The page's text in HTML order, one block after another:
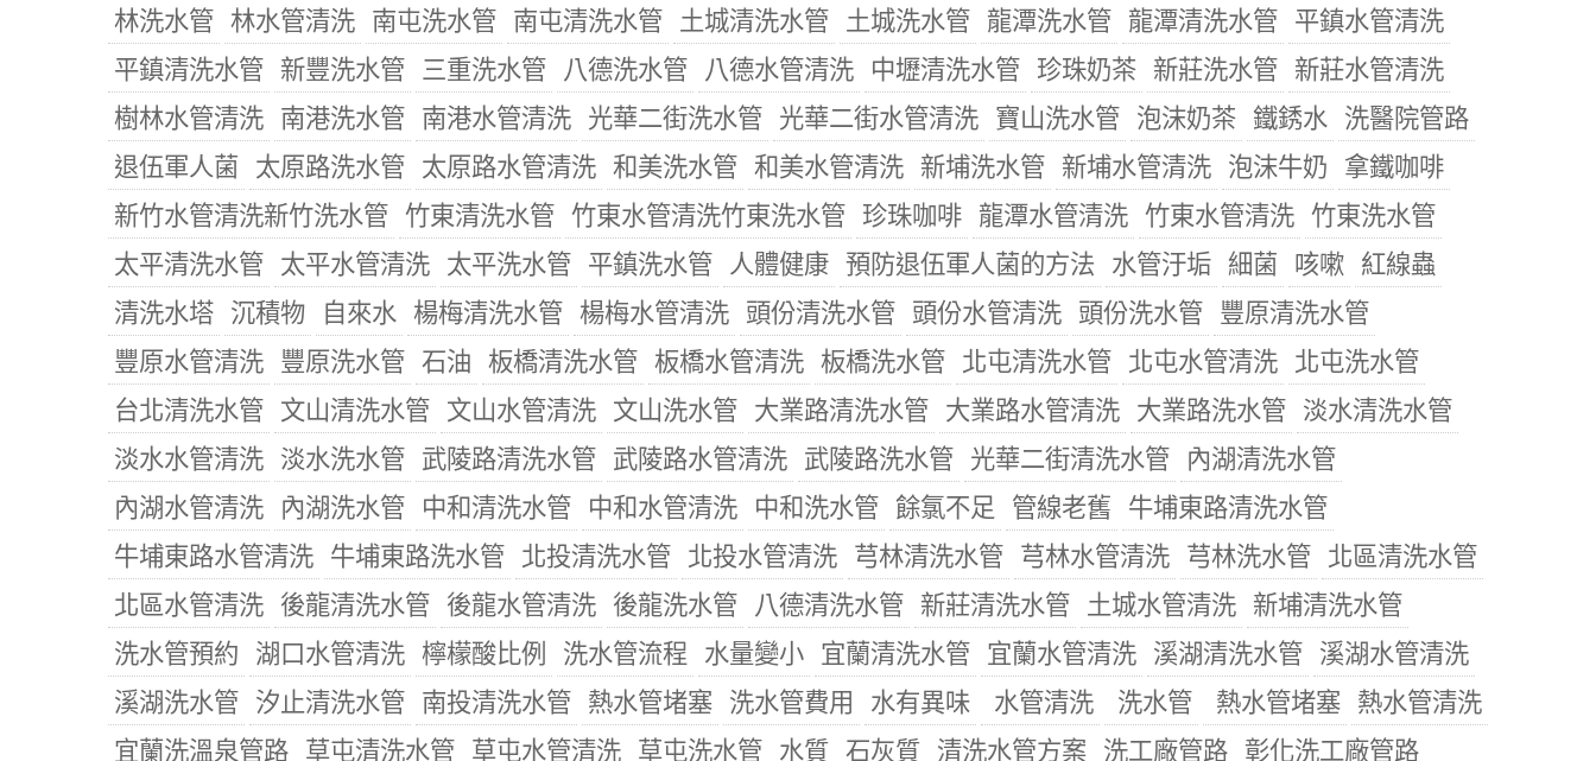
林洗水管 林水管清洗 南屯洗水管 南屯清洗水管 土城清洗水管 土城洗水管 龍潭洗水管 龍潭清洗水管 平鎮水管清洗
平鎮清洗水管 新豐洗水管 三重洗水管 八德洗水管 八德水管清洗 中壢清洗水管 珍珠奶茶 新莊洗水管 新莊水管清洗
樹林水管清洗 南港洗水管 南港水管清洗 光華二街洗水管 光華二街水管清洗 寶山洗水管 泡沫奶茶 鐵銹水 洗醫院管路
退伍軍人菌 太原路洗水管 太原路水管清洗 和美洗水管 和美水管清洗 新埔洗水管 新埔水管清洗 泡沫牛奶 拿鐵咖啡
新竹水管清洗新竹洗水管 竹東清洗水管 竹東水管清洗竹東洗水管 珍珠咖啡 龍潭水管清洗 竹東水管清洗 竹東洗水管
太平清洗水管 太平水管清洗 太平洗水管 平鎮洗水管 人體健康 預防退伍軍人菌的方法 水管汙垢 細菌 咳嗽 紅線蟲
清洗水塔 沉積物 自來水 楊梅清洗水管 楊梅水管清洗 頭份清洗水管 頭份水管清洗 頭份洗水管 豐原清洗水管
豐原水管清洗 豐原洗水管 石油 板橋清洗水管 板橋水管清洗 板橋洗水管 北屯清洗水管 北屯水管清洗 北屯洗水管
台北清洗水管 文山清洗水管 文山水管清洗 文山洗水管 大業路清洗水管 大業路水管清洗 大業路洗水管 淡水清洗水管
淡水水管清洗 淡水洗水管 武陵路清洗水管 武陵路水管清洗 武陵路洗水管 光華二街清洗水管 內湖清洗水管
內湖水管清洗 內湖洗水管 中和清洗水管 中和水管清洗 中和洗水管 餘氯不足 管線老舊 牛埔東路清洗水管
牛埔東路水管清洗 牛埔東路洗水管 北投清洗水管 北投水管清洗 芎林清洗水管 芎林水管清洗 芎林洗水管 北區清洗水管
北區水管清洗 後龍清洗水管 後龍水管清洗 後龍洗水管 八德清洗水管 新莊清洗水管 土城水管清洗 新埔清洗水管
洗水管預約 湖口水管清洗 檸檬酸比例 洗水管流程 水量變小 宜蘭清洗水管 宜蘭水管清洗 溪湖清洗水管 溪湖水管清洗
溪湖洗水管 汐止清洗水管 南投清洗水管 熱水管堵塞 洗水管費用 水有異味 水管清洗 洗水管 熱水管堵塞 熱水管清洗
宜蘭洗溫泉管路 草屯清洗水管 草屯水管清洗 草屯洗水管 水質 石灰質 清洗水管方案 洗工廠管路 彰化洗工廠管路